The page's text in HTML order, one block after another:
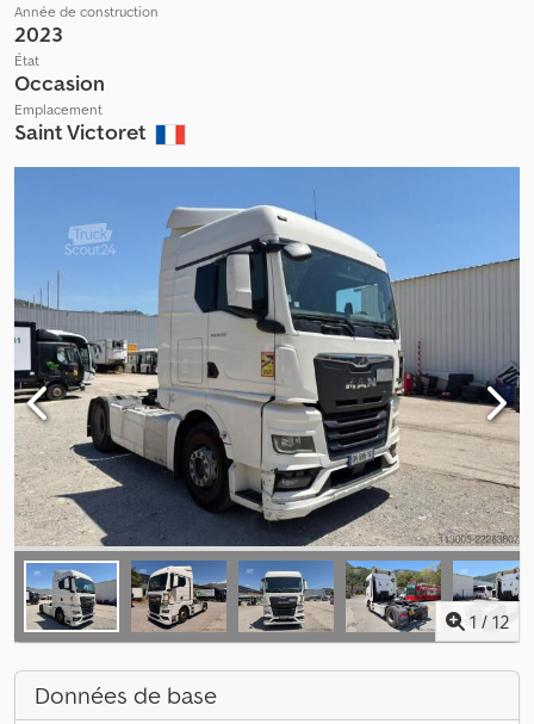
Année de construction
2023
État
Occasion
Emplacement
Saint Victoret
1 / 12
Données de base